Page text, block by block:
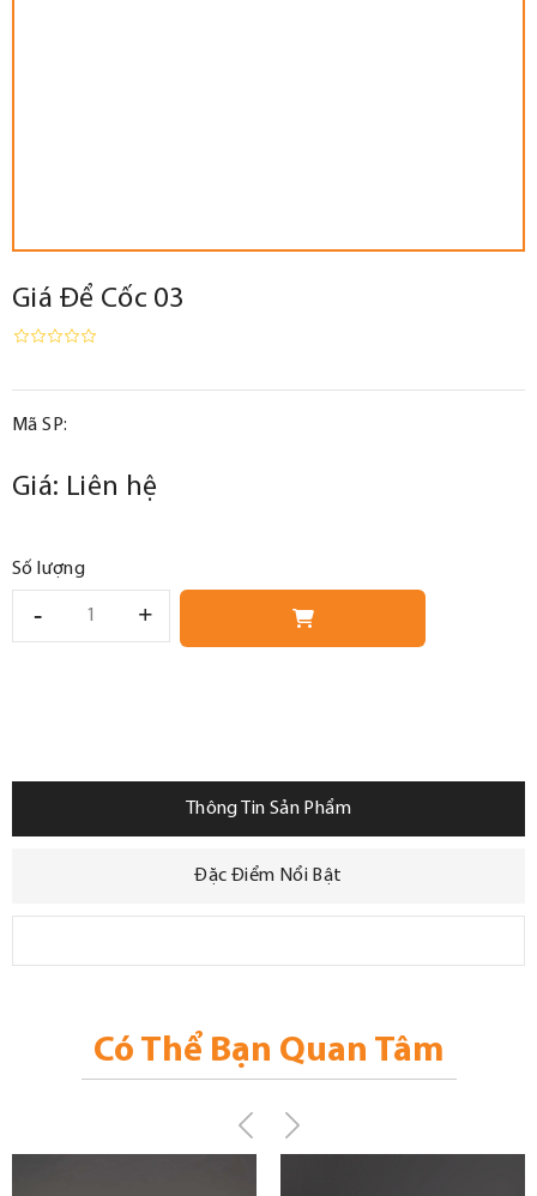
Giá Để Cốc 03
Mã SP:
Giá: Liên hệ
Số lượng
Thông Tin Sản Phẩm
Đặc Điểm Nổi Bật
Có Thể Bạn Quan Tâm